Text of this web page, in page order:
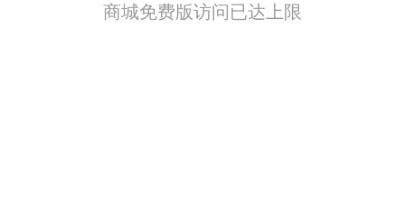
商城免费版访问已达上限